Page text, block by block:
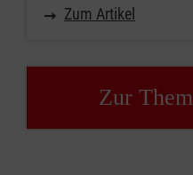
Zum Artikel
Zur